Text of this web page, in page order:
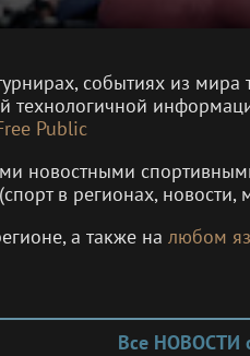
событиях из
технологичной
Public
новостными
(спорт в регионах, новости,
а также на любом
Все НОВОСТИ